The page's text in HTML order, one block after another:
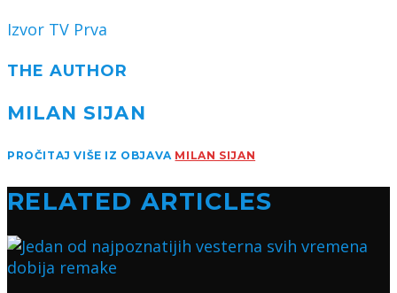
Izvor TV Prva
THE AUTHOR
MILAN SIJAN
PROČITAJ VIŠE IZ OBJAVA MILAN SIJAN
RELATED ARTICLES